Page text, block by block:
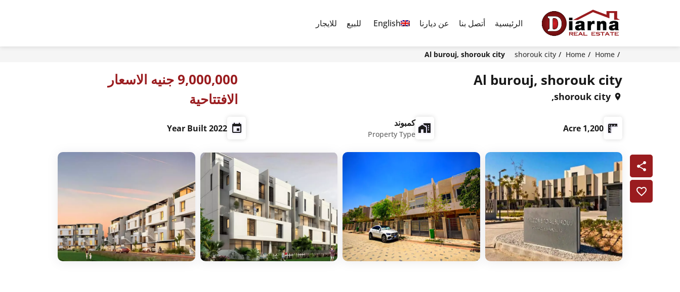
الرئيسية أتصل بنا عن ديارنا English للبيع للايجار
Home
Home
shorouk city
Al burouj, shorouk city
Al burouj, shorouk city
shorouk city,
9,000,000 جنيه الاسعار
الافتتاحية
1,200 Acre كمبوند
Property Type
2022 Year Built